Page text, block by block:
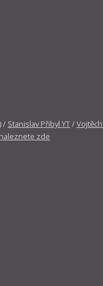
/ Stanislav Přibyl YT/
zde